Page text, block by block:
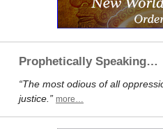
Prophetically Speaking…
“The most odious of all
justice.” more…